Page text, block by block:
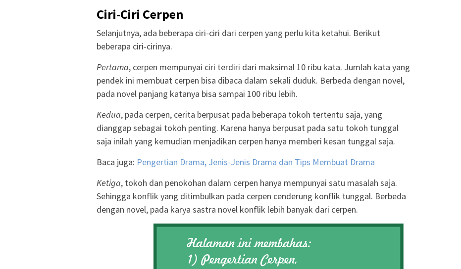
Ciri-Ciri Cerpen
Selanjutnya, ada beberapa ciri-ciri dari cerpen yang perlu kita ketahui. Berikut
beberapa ciri-cirinya.
Pertama, cerpen mempunyai ciri terdiri dari maksimal 10 ribu kata. Jumlah kata yang
pendek ini membuat cerpen bisa dibaca dalam sekali duduk. Berbeda dengan novel,
pada novel panjang katanya bisa sampai 100 ribu lebih.
Kedua, pada cerpen, cerita berpusat pada beberapa tokoh tertentu saja, yang
dianggap sebagai tokoh penting. Karena hanya berpusat pada satu tokoh tunggal
saja inilah yang kemudian menjadikan cerpen hanya memberi kesan tunggal saja.
Baca juga: Pengertian Drama, Jenis-Jenis Drama dan Tips Membuat Drama
Ketiga, tokoh dan penokohan dalam cerpen hanya mempunyai satu masalah saja.
Sehingga konflik yang ditimbulkan pada cerpen cenderung konflik tunggal. Berbeda
dengan novel, pada karya sastra novel konflik lebih banyak dari cerpen.